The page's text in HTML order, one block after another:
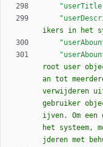
ikers in het
root user
an tot
verwijderen
gebruiker
ijven. Om
het systeem,
jderen met